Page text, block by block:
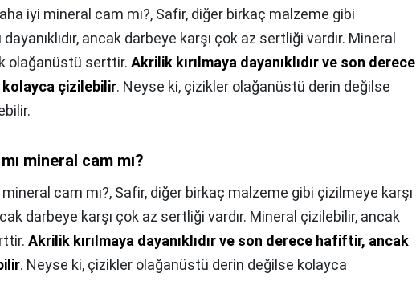
iyi mineral cam mı?, Safir, diğer birkaç malzeme gibi
ancak darbeye karşı çok az sertliği vardır. Mineral
olağanüstü serttir. Akrilik kırılmaya dayanıklıdır ve son derece
çizilebilir. Neyse ki, çizikler olağanüstü derin değilse
mineral cam mı?
cam mı?, Safir, diğer birkaç malzeme gibi çizilmeye karşı
darbeye karşı çok az sertliği vardır. Mineral çizilebilir, ancak
Akrilik kırılmaya dayanıklıdır ve son derece hafiftir, ancak
. Neyse ki, çizikler olağanüstü derin değilse kolayca